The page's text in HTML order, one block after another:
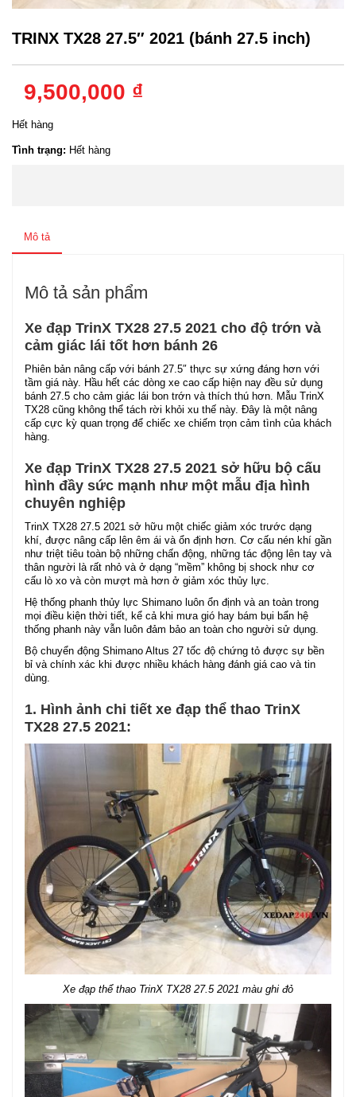
TRINX TX28 27.5″ 2021 (bánh 27.5 inch)
9,500,000 ₫
Hết hàng
Tình trạng: Hết hàng
Mô tả
Mô tả sản phẩm
Xe đạp TrinX TX28 27.5 2021 cho độ trớn và
cảm giác lái tốt hơn bánh 26
Phiên bản nâng cấp với bánh 27.5″ thực sự xứng đáng hơn với
tầm giá này. Hầu hết các dòng xe cao cấp hiện nay đều sử dụng
bánh 27.5 cho cảm giác lái bon trớn và thích thú hơn. Mẫu TrinX
TX28 cũng không thể tách rời khỏi xu thế này. Đây là một nâng
cấp cực kỳ quan trọng để chiếc xe chiếm trọn cảm tình của khách
hàng.
Xe đạp TrinX TX28 27.5 2021 sở hữu bộ cấu
hình đầy sức mạnh như một mẫu địa hình
chuyên nghiệp
TrinX TX28 27.5 2021 sở hữu một chiếc giảm xóc trước dạng
khí, được nâng cấp lên êm ái và ổn định hơn. Cơ cấu nén khí gần
như triệt tiêu toàn bộ những chấn động, những tác động lên tay và
thân người là rất nhỏ và ở dạng “mềm” không bị shock như cơ
cấu lò xo và còn mượt mà hơn ở giảm xóc thủy lực.
Hệ thống phanh thủy lực Shimano luôn ổn định và an toàn trong
mọi điều kiện thời tiết, kể cả khi mưa gió hay bám bụi bẩn hệ
thống phanh này vẫn luôn đảm bảo an toàn cho người sử dụng.
Bộ chuyển động Shimano Altus 27 tốc độ chứng tỏ được sự bền
bỉ và chính xác khi được nhiều khách hàng đánh giá cao và tin
dùng.
1. Hình ảnh chi tiết xe đạp thể thao TrinX
TX28 27.5 2021:
Xe đạp thể thao TrinX TX28 27.5 2021 màu ghi đỏ